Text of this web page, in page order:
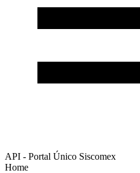
API - Portal Único Siscomex
Home